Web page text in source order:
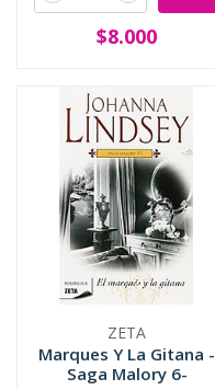
$8.000
ZETA
Marques Y La Gitana -
Saga Malory 6-